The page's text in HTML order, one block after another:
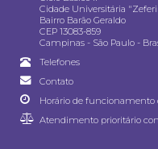
Cidade Universitária
Bairro Barão Geraldo
CEP 13083-859
Campinas - São Paulo -
Telefones
Contato
Horário de funcionamento
Atendimento prioritário